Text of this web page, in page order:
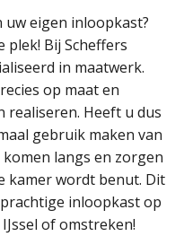
eigen inloopkast?
plek! Bij Scheffers
in maatwerk.
op maat en
realiseren. Heeft u dus
gebruik maken van
langs en zorgen
kamer wordt benut. Dit
inloopkast op
of omstreken!